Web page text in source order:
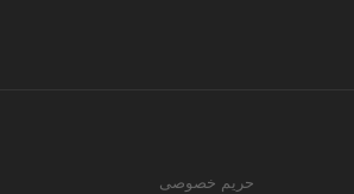
حریم خصوصی